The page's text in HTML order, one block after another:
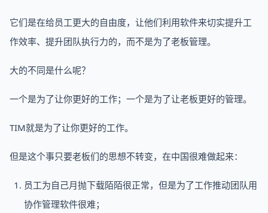
它们是在给员工更大的自由度，让他们利用软件来切实提升工
作效率、提升团队执行力的，而不是为了老板管理。
大的不同是什么呢？
一个是为了让你更好的工作；一个是为了让老板更好的管理。
TIM就是为了让你更好的工作。
但是这个事只要老板们的思想不转变，在中国很难做起来：
员工为自己月抛下载陌陌很正常，但是为了工作推动团队用
协作管理软件很难；